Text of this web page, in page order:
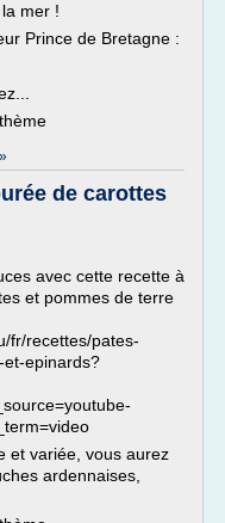
mer !
Prince de Bretagne :
de carottes
avec cette recette à
et pommes de terre
fr/recettes/pates-
epinards?
et variée, vous aurez
ardennaises,